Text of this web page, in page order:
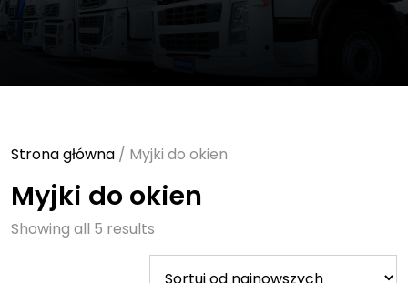
Strona główna / Myjki do okien
Myjki do okien
Showing all 5 results
by
latest